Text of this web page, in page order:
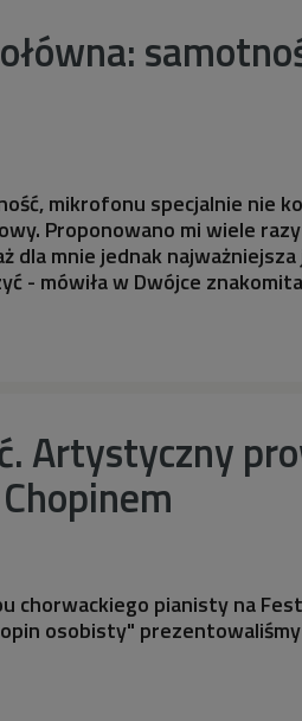
mikrofonu specjalnie nie
Proponowano mi wiele
dla mnie jednak
- mówiła w Dwójce
Artystyczny
chorwackiego pianisty na
osobisty"